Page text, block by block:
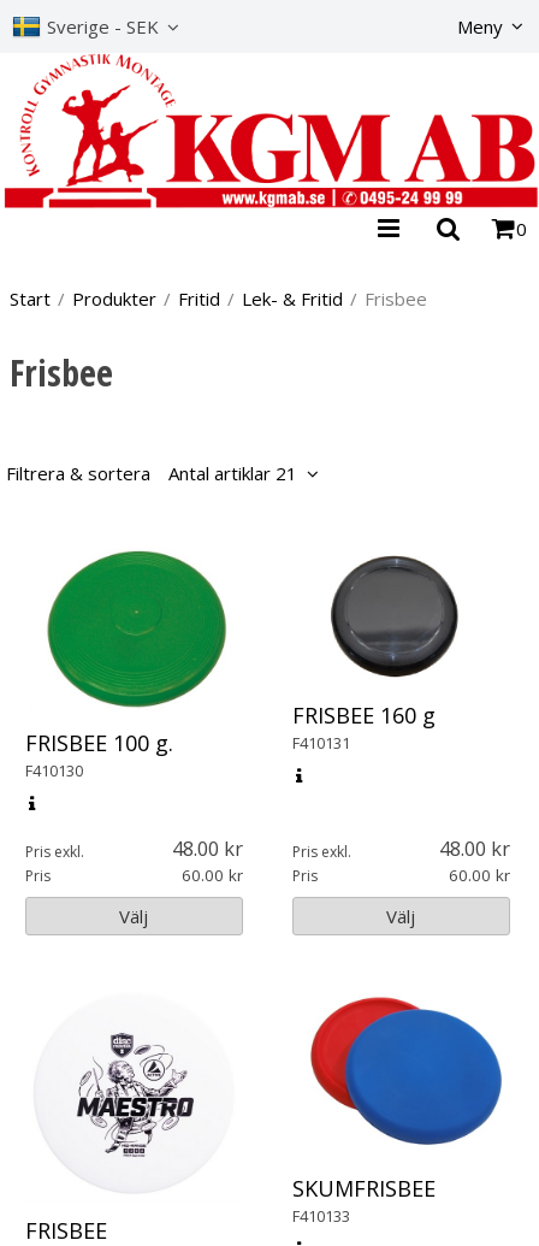
Sverige - SEK Meny
0
Start / Produkter / Fritid / Lek- & Fritid / Frisbee
Frisbee
Filtrera & sortera Antal artiklar 21
FRISBEE 100 g.
F410130
Pris exkl. 48.00
Pris 60.00
Välj
FRISBEE 160 g
F410131
Pris exkl. 48.00
Pris 60.00
Välj
FRISBEE
SKUMFRISBEE
F410133